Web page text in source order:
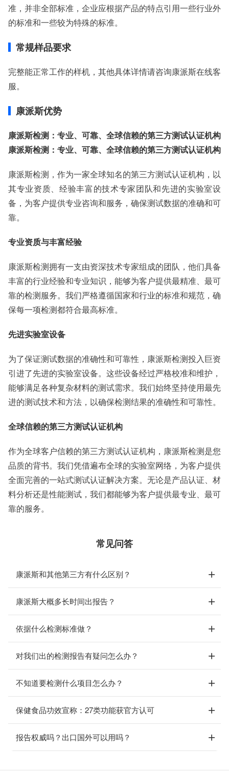
准，并非全部标准，企业应根据产品的特点引用一些行业外
的标准和一些较为特殊的标准。
常规样品要求
完整能正常工作的样机，其他具体详情请咨询康派斯在线客
服。
康派斯优势
康派斯检测：专业、可靠、全球信赖的第三方测试认证机构
康派斯检测：专业、可靠、全球信赖的第三方测试认证机构
康派斯检测，作为一家全球知名的第三方测试认证机构，以
其专业资质、经验丰富的技术专家团队和先进的实验室设
备，为客户提供专业咨询和服务，确保测试数据的准确和可
靠。
专业资质与丰富经验
康派斯检测拥有一支由资深技术专家组成的团队，他们具备
丰富的行业经验和专业知识，能够为客户提供最精准、最可
靠的检测服务。我们严格遵循国家和行业的标准和规范，确
保每一项检测都符合最高标准。
先进实验室设备
为了保证测试数据的准确性和可靠性，康派斯检测投入巨资
引进了先进的实验室设备。这些设备经过严格校准和维护，
能够满足各种复杂材料的测试需求。我们始终坚持使用最先
进的测试技术和方法，以确保检测结果的准确性和可靠性。
全球信赖的第三方测试认证机构
作为全球客户信赖的第三方测试认证机构，康派斯检测是您
品质的背书。我们凭借遍布全球的实验室网络，为客户提供
全面完善的一站式测试认证解决方案。无论是产品认证、材
料分析还是性能测试，我们都能够为客户提供最专业、最可
靠的服务。
常见问答
康派斯和其他第三方有什么区别？
康派斯大概多长时间出报告？
依据什么检测标准做？
对我们出的检测报告有疑问怎么办？
不知道要检测什么项目怎么办？
保健食品功效宣称：27类功能获官方认可
报告权威吗？出口国外可以用吗？